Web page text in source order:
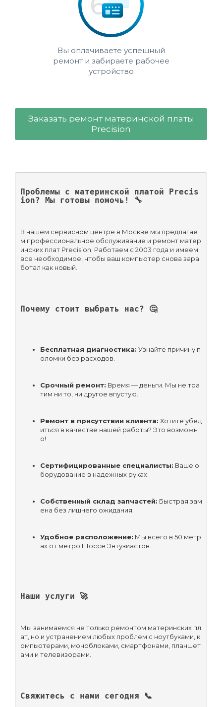
Вы оплачиваете успешный
ремонт и забираете рабочее
устройство
Заказать ремонт материнской платы
Precision
Проблемы с материнской платой Precis
ion? Мы готовы помочь! 🔧
В нашем сервисном центре в Москве мы предлагае
м профессиональное обслуживание и ремонт матер
инских плат Precision. Работаем с 2003 года и имеем
все необходимое, чтобы ваш компьютер снова зара
Почему стоит выбрать нас? 🤔
Бесплатная диагностика: Узнайте причину п
оломки без расходов.
Срочный ремонт: Время — деньги. Мы не тра
тим ни то, ни другое впустую.
Ремонт в присутствии клиента: Хотите убед
иться в качестве нашей работы? Это возможн
о!
Сертифицированные специалисты: Ваше о
борудование в надежных руках.
Собственный склад запчастей: Быстрая зам
ена без лишнего ожидания.
Удобное расположение: Мы всего в 50 метр
ах от метро Шоссе Энтузиастов.
Наши услуги 🚀
Мы занимаемся не только ремонтом материнских пл
ат, но и устранением любых проблем с ноутбуками, к
омпьютерами, моноблоками, смартфонами, планшет
Свяжитесь с нами сегодня 📞